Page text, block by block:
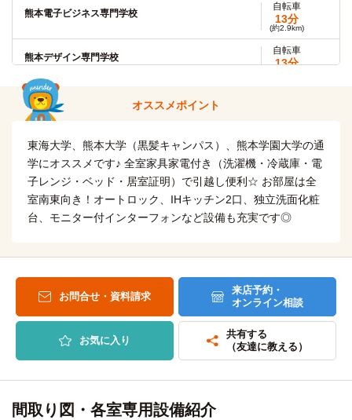
熊本県立大学
自転車
13分
(約3.0km)
熊本県立大学(大学院) その他
熊本大学(医学部キャンパス)
熊本大学(医学部保健学科キャンパス)
自転車
15分
(約3.6km)
尚絅大学(九品寺キャンパス)
自転車
13分
熊本電子ビジネス専門学校
自転車
13分
(約2.9km)
熊本デザイン専門学校
自転車
13分
熊本歯科技術専門学校
ヒロ・デザイン専門学校
自転車
17分
(約3.9km)
熊本市医師会看護専門学校
自転車
15分
(約3.6km)
自転車
九州工科自動車専門学校
(約4.8km)
専修学校熊本YMCA学院
自転車
オススメポイント
東海大学、熊本大学（黒髪キャンパス）、熊本学園大学の通
学にオススメです♪ 全室家具家電付き（洗濯機・冷蔵庫・電
子レンジ・ベッド・居室証明）で引越し便利☆ お部屋は全
室南東向き！オートロック、IHキッチン2口、独立洗面化粧
台、モニター付インターフォンなど設備も充実です◎
お問合せ・資料請求
来店予約・
オンライン相談
お気に入り
共有する
（友達に教える）
間取り図・各室専用設備紹介